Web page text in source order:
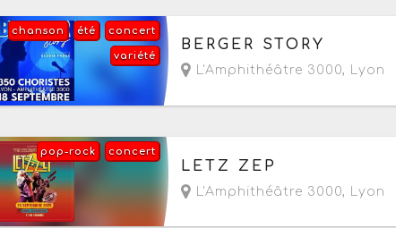
concert
été
chanson
variété
Le vendredi 18 septembre 2026
BERGER STORY
L'Amphithéâtre 3000, Lyon
concert
pop-rock
Le mardi 29 septembre 2026
LETZ ZEP
L'Amphithéâtre 3000, Lyon